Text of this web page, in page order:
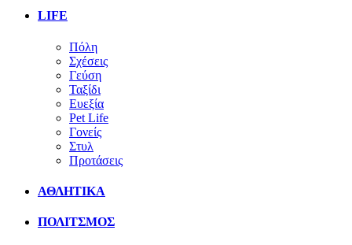
LIFE
Πόλη
Σχέσεις
Γεύση
Ταξίδι
Ευεξία
Pet Life
Γονείς
Στυλ
Προτάσεις
ΑΘΛΗΤΙΚΑ
ΠΟΛΙΤΣΜΟΣ